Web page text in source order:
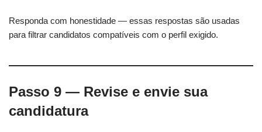
Responda com honestidade — essas respostas são usadas
para filtrar candidatos compatíveis com o perfil exigido.
Passo 9 — Revise e envie sua
candidatura